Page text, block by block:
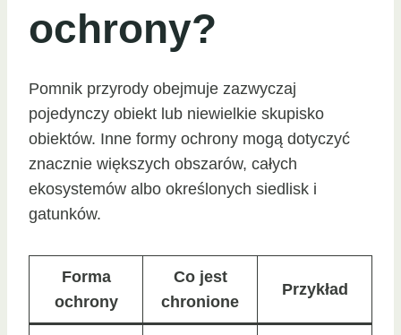
ochrony?
Pomnik przyrody obejmuje zazwyczaj
pojedynczy obiekt lub niewielkie skupisko
obiektów. Inne formy ochrony mogą dotyczyć
znacznie większych obszarów, całych
ekosystemów albo określonych siedlisk i
gatunków.
Forma
ochrony
Co jest
chronione
Przykład